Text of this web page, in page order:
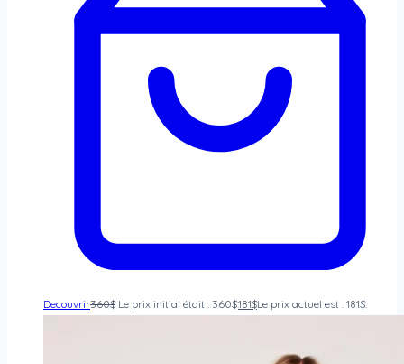
Decouvrir360$ Le prix initial était : 360$.181$Le prix actuel est : 181$.